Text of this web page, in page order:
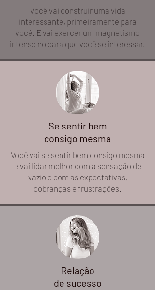
Você vai construir uma vida
interessante, primeiramente para
você. E vai exercer um magnetismo
intenso no cara que você se interessar.
Se sentir bem
consigo mesma
Você vai se sentir bem consigo mesma
e vai lidar melhor com a sensação de
vazio e com as expectativas,
cobranças e frustrações.
Relação
de sucesso